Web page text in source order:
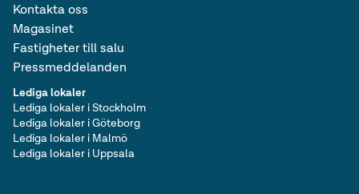
Kontakta oss
Magasinet
Fastigheter till salu
Pressmeddelanden
Lediga lokaler
Lediga lokaler i Stockholm
Lediga lokaler i Göteborg
Lediga lokaler i Malmö
Lediga lokaler i Uppsala